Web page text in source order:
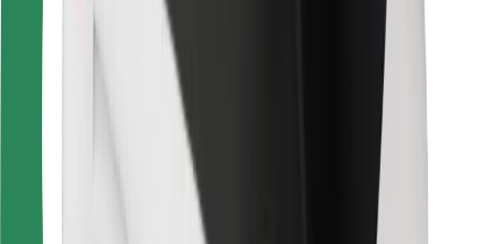
Bolt Food
Dla właścicieli floty
Dla restauracji
Bolt for Business